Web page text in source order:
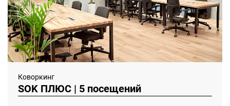
Коворкинг
SOK ПЛЮС | 5 посещений